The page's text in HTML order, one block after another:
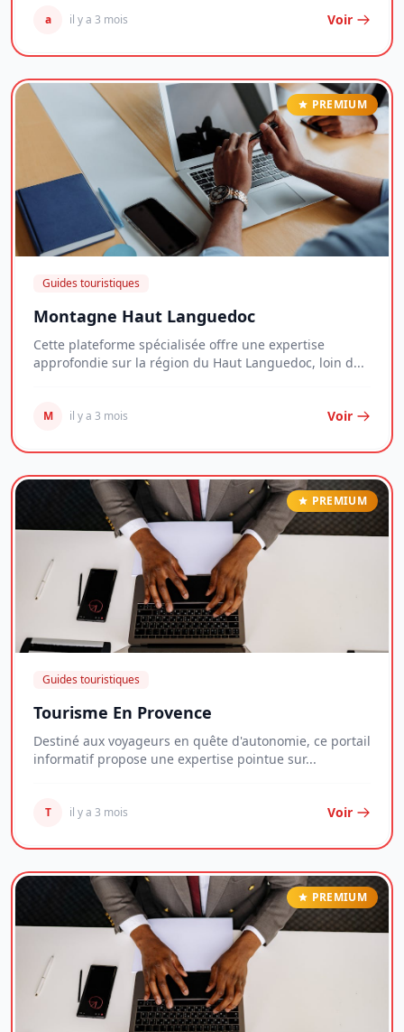
a il y a 3 mois Voir
PREMIUM
Guides touristiques
Montagne Haut Languedoc
Cette plateforme spécialisée offre une expertise
approfondie sur la région du Haut Languedoc, loin d...
M il y a 3 mois Voir
PREMIUM
Guides touristiques
Tourisme En Provence
Destiné aux voyageurs en quête d'autonomie, ce portail
informatif propose une expertise pointue sur...
T il y a 3 mois Voir
PREMIUM